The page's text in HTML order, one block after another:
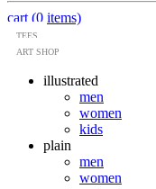
cart (0 items)
TEES
ART SHOP
illustrated
men
women
kids
plain
men
women